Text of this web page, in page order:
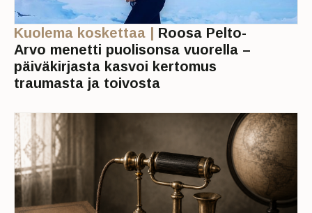
Kuolema koskettaa | Roosa Pelto-
Arvo menetti puolisonsa vuorella –
päiväkirjasta kasvoi kertomus
traumasta ja toivosta